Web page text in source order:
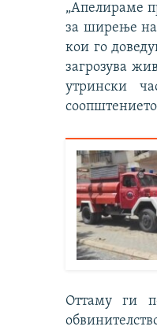
„Апелираме
за ширење на
кои го
загрозува
утрински
Оттаму ги